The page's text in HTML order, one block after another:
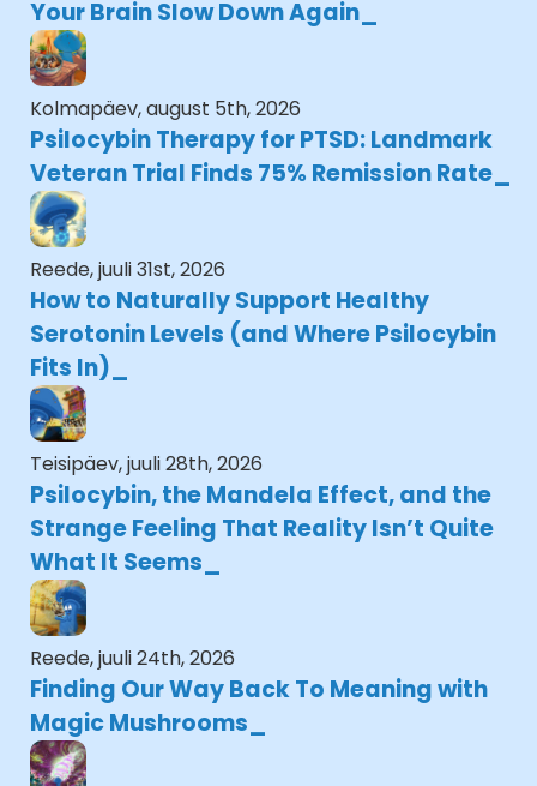
Your Brain Slow Down Again
Kolmapäev, august 5th, 2026
Psilocybin Therapy for PTSD: Landmark
Veteran Trial Finds 75% Remission Rate
Reede, juuli 31st, 2026
How to Naturally Support Healthy
Serotonin Levels (and Where Psilocybin
Fits In)
Teisipäev, juuli 28th, 2026
Psilocybin, the Mandela Effect, and the
Strange Feeling That Reality Isn’t Quite
What It Seems
Reede, juuli 24th, 2026
Finding Our Way Back To Meaning with
Magic Mushrooms